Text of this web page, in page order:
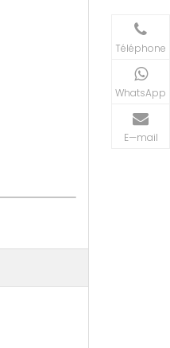
Téléphone
WhatsApp
E—mail